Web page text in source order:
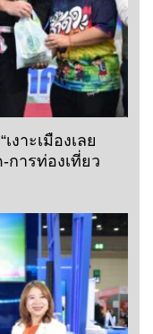
าะเมืองเลย
การท่องเที่ยว